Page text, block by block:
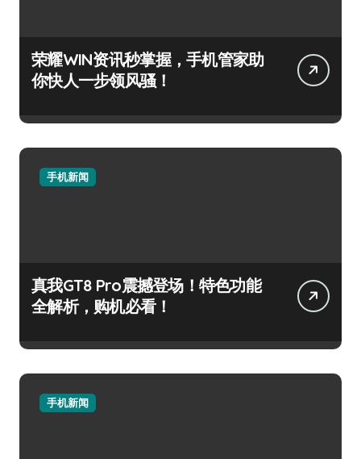
荣耀WIN资讯秒掌握，手机管家助
你快人一步领风骚！
手机新闻
真我GT8 Pro震撼登场！特色功能
全解析，购机必看！
手机新闻